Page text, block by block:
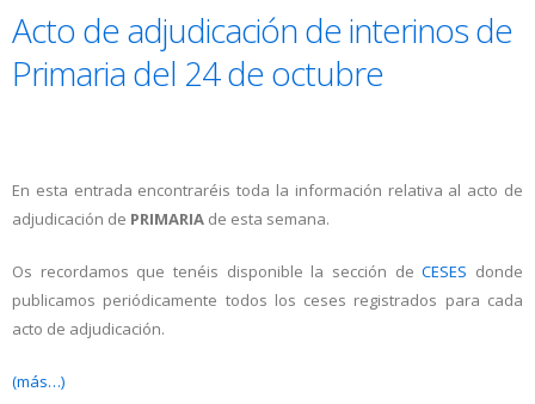
Acto de adjudicación de interinos de
Primaria del 24 de octubre
En esta entrada encontraréis toda la información relativa al acto de
adjudicación de PRIMARIA de esta semana.
Os recordamos que tenéis disponible la sección deCESES donde
publicamos periódicamente todos los ceses registrados para cada
acto de adjudicación.
(más…)